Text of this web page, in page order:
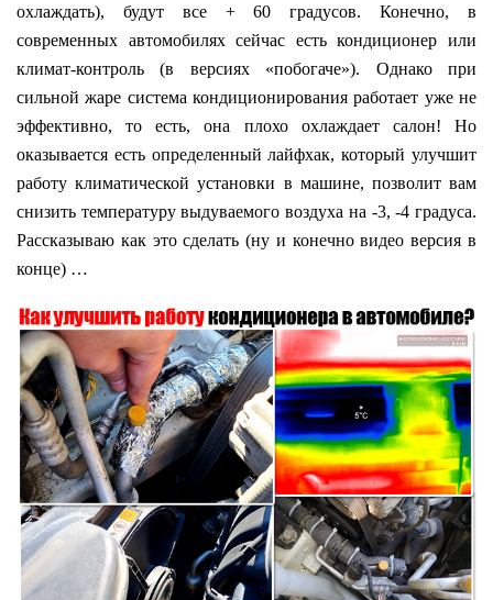
охлаждать), будут все + 60 градусов. Конечно, в
современных автомобилях сейчас есть кондиционер или
климат-контроль (в версиях «побогаче»). Однако при
сильной жаре система кондиционирования работает уже не
эффективно, то есть, она плохо охлаждает салон! Но
оказывается есть определенный лайфхак, который улучшит
работу климатической установки в машине, позволит вам
снизить температуру выдуваемого воздуха на -3, -4 градуса.
Рассказываю как это сделать (ну и конечно видео версия в
конце) …